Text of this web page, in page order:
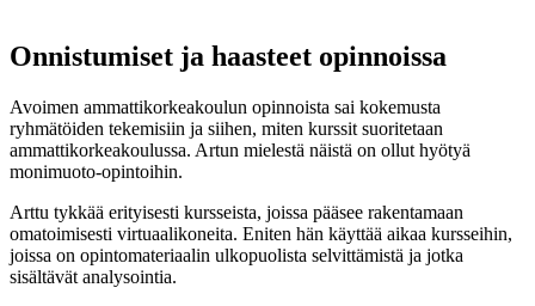
Onnistumiset ja haasteet opinnoissa
Avoimen ammattikorkeakoulun opinnoista sai kokemusta
ryhmätöiden tekemisiin ja siihen, miten kurssit suoritetaan
ammattikorkeakoulussa. Artun mielestä näistä on ollut hyötyä
monimuoto-opintoihin.
Arttu tykkää erityisesti kursseista, joissa pääsee rakentamaan
omatoimisesti virtuaalikoneita. Eniten hän käyttää aikaa kursseihin,
joissa on opintomateriaalin ulkopuolista selvittämistä ja jotka
sisältävät analysointia.